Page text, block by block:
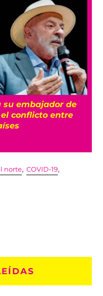
su embajador de
conflicto entre
norte,COVID-19,